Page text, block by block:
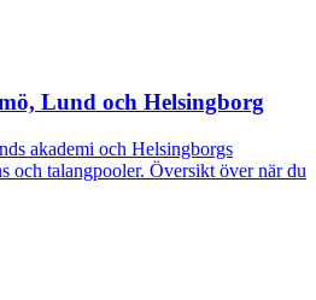
Lund och Helsingborg
akademi och Helsingborgs
och talangpooler. Översikt över när du